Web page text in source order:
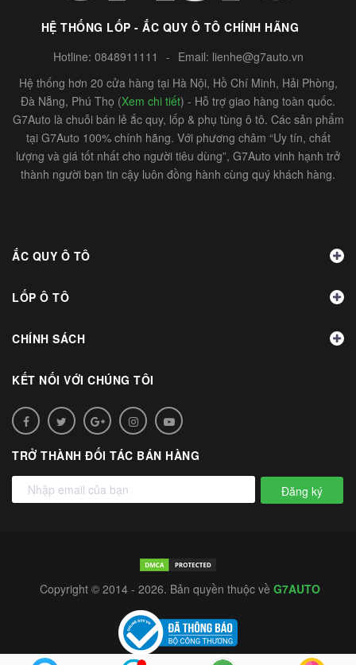
HỆ THỐNG LỐP - ẮC QUY Ô TÔ CHÍNH HÃNG
Hotline: 0848911111 - Email: lienhe@g7auto.vn
Hệ thống hơn 20 cửa hàng tại Hà Nội, Hồ Chí Minh, Hải Phòng,
Đà Nẵng, Phú Thọ (Xem chi tiết) - Hỗ trợ giao hàng toàn quốc.
G7Auto là chuỗi bán lẻ ắc quy, lốp & phụ tùng ô tô. Các sản phẩm
tại G7Auto 100% chính hãng. Với phương châm “Uy tín, chất
lượng và giá tốt nhất cho người tiêu dùng”, G7Auto vinh hạnh trở
thành người bạn tin cậy luôn đồng hành cùng quý khách hàng.
ẮC QUY Ô TÔ
LỐP Ô TÔ
CHÍNH SÁCH
KẾT NỐI VỚI CHÚNG TÔI
TRỞ THÀNH ĐỐI TÁC BÁN HÀNG
Đăng ký
Copyright © 2014 - 2026. Bản quyền thuộc về G7AUTO